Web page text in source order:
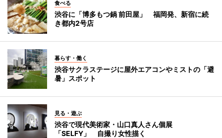
食べる
渋谷に「博多もつ鍋 前田屋」 福岡発、新宿に続
き都内2号店
暮らす・働く
渋谷サクラステージに屋外エアコンやミストの「避
暑」スポット
見る・遊ぶ
渋谷で現代美術家・山口真人さん個展
「SELFY」 自撮り女性描く